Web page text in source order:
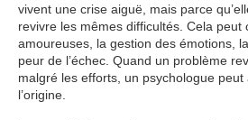
vivent une crise aiguë, mais parce
revivre les mêmes difficultés. Cela peut
amoureuses, la gestion des émotions,
peur de l’échec. Quand un problème
malgré les efforts, un psychologue
l’origine.